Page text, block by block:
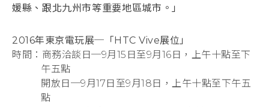
媛縣、跟北九州市等重要地區城市。」
2016年東京電玩展─「HTC Vive展位」
商務洽談日─9月15日至9月16日，上午十點至下
午五點
開放日─9月17日至9月18日，上午十點至下午五
點